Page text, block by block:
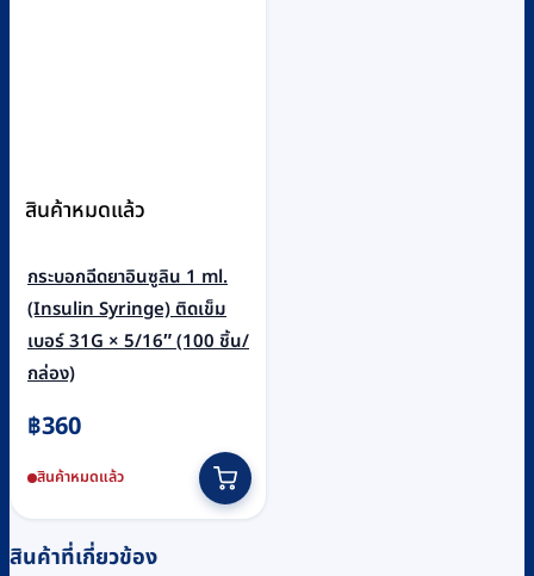
สินค้าหมดแล้ว
กระบอกฉีดยาอินซูลิน 1 ml.
(Insulin Syringe) ติดเข็ม
เบอร์ 31G × 5/16″ (100 ชิ้น/
กล่อง)
฿360
สินค้าหมดแล้ว
สินค้าที่เกี่ยวข้อง